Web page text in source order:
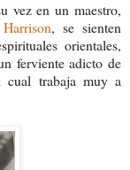
vez en un maestro,
, se sienten
orientales,
ferviente adicto de
cual trabaja muy a